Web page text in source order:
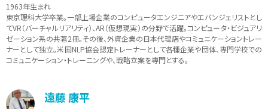
・ザ・チームワーク～良質なチームワークを築く２４の方法（アルファポリス）
・人生を決める「ありがとう」と「すみません」の使い分け（アルファポリス）
1963年生まれ
東京理科大学卒業。一部上場企業のコンピュータエンジニアやエバンジェリストとし
てVR（バーチャルリアリティ）、AR（仮想現実）の分野で活躍。コンピュータ・ビジュアリ
ゼーション系の共著2冊。その後、外資企業の日本代理店やコミュニケーショントレー
ナーとして独立。米国NLP協会認定トレーナーとして各種企業や団体、専門学校での
コミュニケーション・トレーニングや、戦略立案を専門とする。
遠藤 康平